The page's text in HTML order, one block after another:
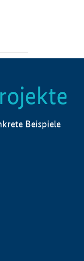
Beispiele